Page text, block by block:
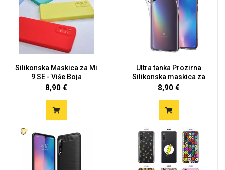
Silikonska Maskica za Mi
9 SE - Više Boja
8,90 €
Ultra tanka Prozirna
Silikonska maskica za
Xia...
8,90 €